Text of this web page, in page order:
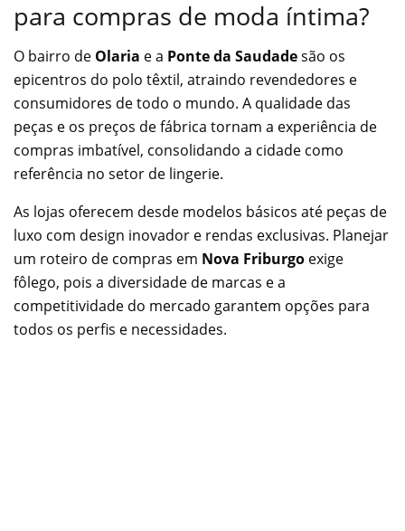
para compras de moda íntima?
O bairro de Olaria e a Ponte da Saudadesão os
epicentros do polo têxtil, atraindo revendedores e
consumidores de todo o mundo. A qualidade das
peças e os preços de fábrica tornam a experiência de
compras imbatível, consolidando a cidade como
referência no setor de lingerie.
As lojas oferecem desde modelos básicos até peças de
luxo com design inovador e rendas exclusivas. Planejar
um roteiro de compras em Nova Friburgo exige
fôlego, pois a diversidade de marcas e a
competitividade do mercado garantem opções para
todos os perfis e necessidades.